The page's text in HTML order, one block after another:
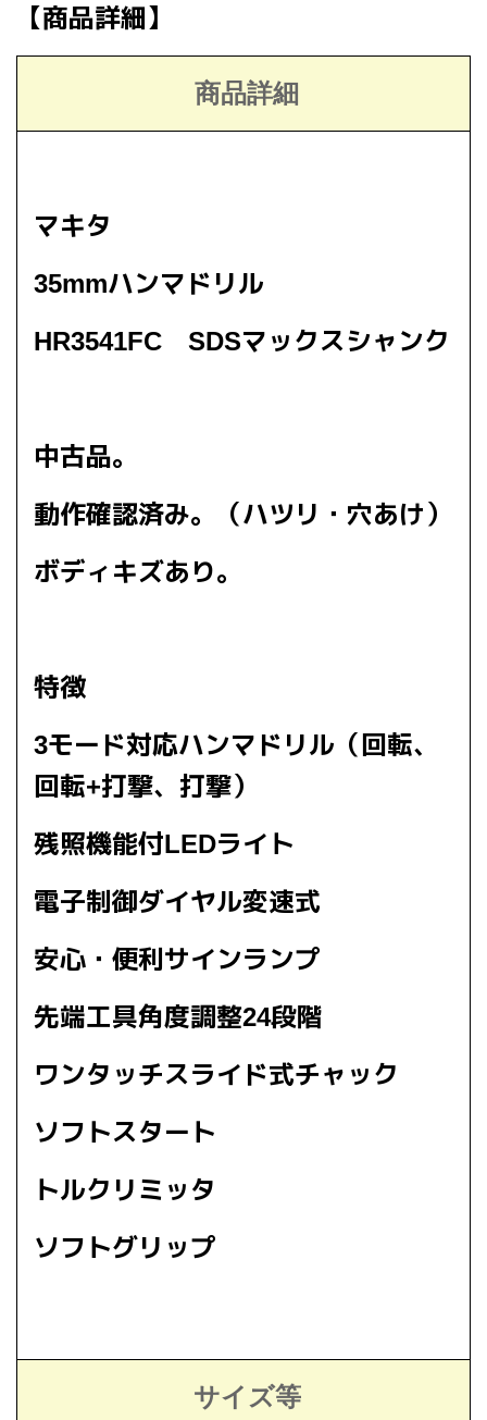
【商品詳細】
商品詳細
マキタ
35mmハンマドリル
HR3541FC SDSマックスシャンク
中古品。
動作確認済み。（ハツリ・穴あけ）
ボディキズあり。
特徴
3モード対応ハンマドリル（回転、
回転+打撃、打撃）
残照機能付LEDライト
電子制御ダイヤル変速式
安心・便利サインランプ
先端工具角度調整24段階
ワンタッチスライド式チャック
ソフトスタート
トルクリミッタ
ソフトグリップ
サイズ等